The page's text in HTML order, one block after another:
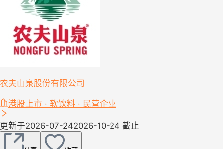
农夫山泉股份有限公司
港股上市 · 软饮料 · 民营企业
更新于2026-07-242026-10-24 截止